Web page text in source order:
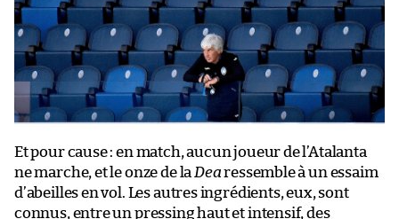
Et pour cause : en match, aucun joueur de l’Atalanta
ne marche, et le onze de la Dearessemble à un essaim
d’abeilles en vol. Les autres ingrédients, eux, sont
connus, entre un pressing haut et intensif, des